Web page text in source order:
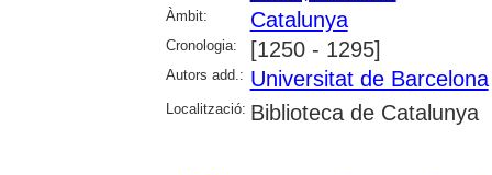
Àmbit: Catalunya
Cronologia: [1250 - 1295]
Autors add.: Universitat de Barcelona
Localització: Biblioteca de Catalunya